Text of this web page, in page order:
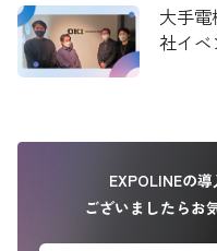
大手
社イベ
EXPOLINEの
ございましたらお